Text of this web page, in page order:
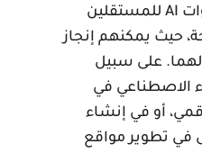
الفريلانسرز الذين يتقنون أدوات AI للمستقلين
يمكنهم إنجاز
على سبيل
في
أو في إنشاء
تطوير مواقع